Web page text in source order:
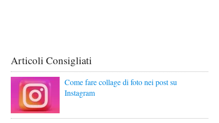
Articoli Consigliati
Come fare collage di foto nei post su
Instagram